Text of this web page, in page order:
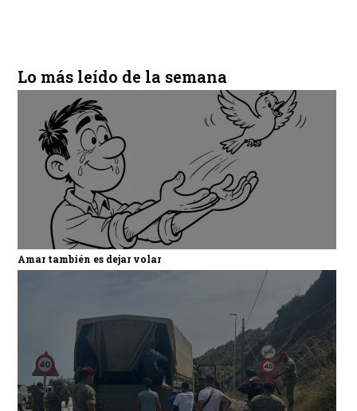
Lo más leído de la semana
Amar también es dejar volar